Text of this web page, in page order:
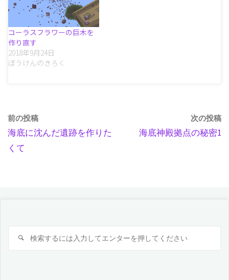
コーラスフラワーの巨木を
作り直す
2018年9月24日
ぼうけんのきろく
前の投稿
海底に沈んだ遺跡を作りた
くて
次の投稿
海底神殿拠点の秘密1
検